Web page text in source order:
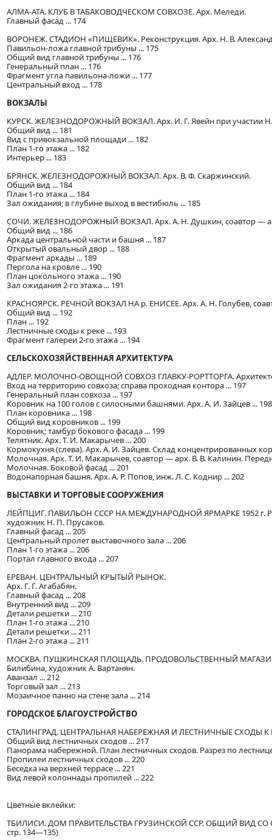
АЛМА-АТА. КЛУБ В ТАБАКОВОДЧЕСКОМ СОВХОЗЕ. Арх. Меледи.
Главный фасад ... 174
ВОРОНЕЖ. СТАДИОН «ПИЩЕВИК». Реконструкция. Арх. Н. В.
Павильон-ложа главной трибуны ... 175
Общий вид главной трибуны ... 176
Генеральный план ... 176
Фрагмент угла павильона-ложи ... 177
Центральный вход ... 178
ВОКЗАЛЫ
КУРСК. ЖЕЛЕЗНОДОРОЖНЫЙ ВОКЗАЛ. Арх. И. Г. Явейн при участии
Общий вид ... 181
Вид с привокзальной площади ... 182
План 1-го этажа ... 182
Интерьер ... 183
БРЯНСК. ЖЕЛЕЗНОДОРОЖНЫЙ ВОКЗАЛ. Арх. В. Ф. Скаржинский.
Общий вид ... 184
План 1-го этажа ... 184
Зал ожидания; в глубине выход в вестибюль ... 185
СОЧИ. ЖЕЛЕЗНОДОРОЖНЫЙ ВОКЗАЛ. Арх. А. Н. Душкин, соавтор —
Общий вид ... 186
Аркада центральной части и башня ... 187
Открытый овальный двор ... 188
Фрагмент аркады ... 189
Пергола на кровле ... 190
План цокольного этажа ... 190
Зал ожидания 2-го этажа ... 191
КРАСНОЯРСК. РЕЧНОЙ ВОКЗАЛ НА р. ЕНИСЕЕ. Арх. А. Н. Голубев,
Общий вид ... 192
План ... 192
Лестничные сходы к реке ... 193
Фрагмент галереи 2-го этажа ... 194
СЕЛЬСКОХОЗЯЙСТВЕННАЯ АРХИТЕКТУРА
АДЛЕР. МОЛОЧНО-ОВОЩНОЙ СОВХОЗ ГЛАВКУ-РОРТТОРГА.
Вход на территорию совхоза; справа проходная контора ... 197
Генеральный план совхоза ... 197
Коровник на 100 голов с силосными башнями. Арх. А. И. Зайцев ... 198
План коровника ... 198
Общий вид коровников ... 199
Коровник; тамбур бокового фасада ... 199
Телятник. Арх. Т. И. Макарычев ... 200
Кормокухня (слева). Арх. А. И. Зайцев. Склад концентрированных
Молочная. Арх. Т. И. Макарычев, соавтор — арх. В. В. Калинин.
Молочная. Боковой фасад ... 201
Водонапорная башня. Арх. А. Р. Попов, инж. Л. С. Коднир ... 202
ВЫСТАВКИ И ТОРГОВЫЕ СООРУЖЕНИЯ
ЛЕЙПЦИГ. ПАВИЛЬОН СССР НА МЕЖДУНАРОДНОЙ ЯРМАРКЕ 1952 г.
художник Н. П. Прусаков.
Главный фасад ... 205
Центральный пролет выставочного зала ... 206
План 1-го этажа ... 206
Портал главного входа ... 207
ЕРЕВАН. ЦЕНТРАЛЬНЫЙ КРЫТЫЙ РЫНОК.
Арх. Г. Г. Агабабян.
Главный фасад ... 208
Внутренний вид ... 209
Детали решетки ... 210
План 1-го этажа ... 210
Детали решетки ... 211
План 2-го этажа ... 211
МОСКВА. ПУШКИНСКАЯ ПЛОЩАДЬ. ПРОДОВОЛЬСТВЕННЫЙ МАГАЗИН
Билибина, художник А. Вартанян.
Аванзал ... 212
Торговый зал ... 213
Мозаичное панно на стене зала ... 214
ГОРОДСКОЕ БЛАГОУСТРОЙСТВО
СТАЛИНГРАД. ЦЕНТРАЛЬНАЯ НАБЕРЕЖНАЯ И ЛЕСТНИЧНЫЕ СХОДЫ К
Общий вид лестничных сходов ... 217
Панорама набережной. План лестничных сходов. Разрез по
Пропилеи лестничных сходов ... 220
Беседка на верхней террасе ... 221
Вид левой колоннады пропилей ... 222
Цветные вклейки:
ТБИЛИСИ. ДОМ ПРАВИТЕЛЬСТВА ГРУЗИНСКОЙ ССР. ОБЩИЙ ВИД СО
стр. 134—135)